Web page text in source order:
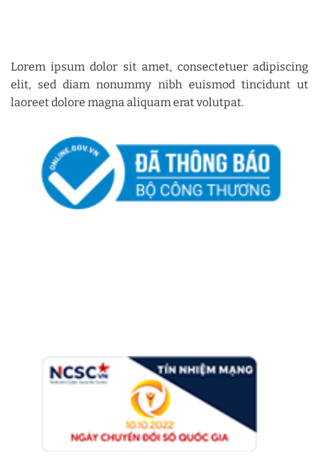
Lorem ipsum dolor sit amet, consectetuer adipiscing
elit, sed diam nonummy nibh euismod tincidunt ut
laoreet dolore magna aliquam erat volutpat.